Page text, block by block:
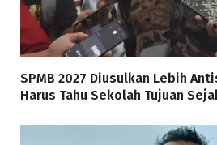
SPMB 2027 Diusulkan Lebih
Harus Tahu Sekolah Tujuan